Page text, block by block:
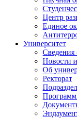
Центр
Единое
Университет
Сведения
Новости
Об
Ректорат